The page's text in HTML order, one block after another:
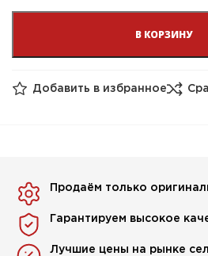
В КОРЗИНУ
Добавить в избранное
Продаём только
Гарантируем высокое
Лучшие цены на рынке